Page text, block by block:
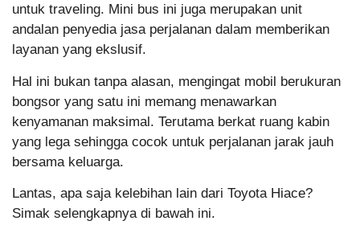
untuk traveling. Mini bus ini juga merupakan unit
andalan penyedia jasa perjalanan dalam memberikan
layanan yang ekslusif.
Hal ini bukan tanpa alasan, mengingat mobil berukuran
bongsor yang satu ini memang menawarkan
kenyamanan maksimal. Terutama berkat ruang kabin
yang lega sehingga cocok untuk perjalanan jarak jauh
bersama keluarga.
Lantas, apa saja kelebihan lain dari Toyota Hiace?
Simak selengkapnya di bawah ini.